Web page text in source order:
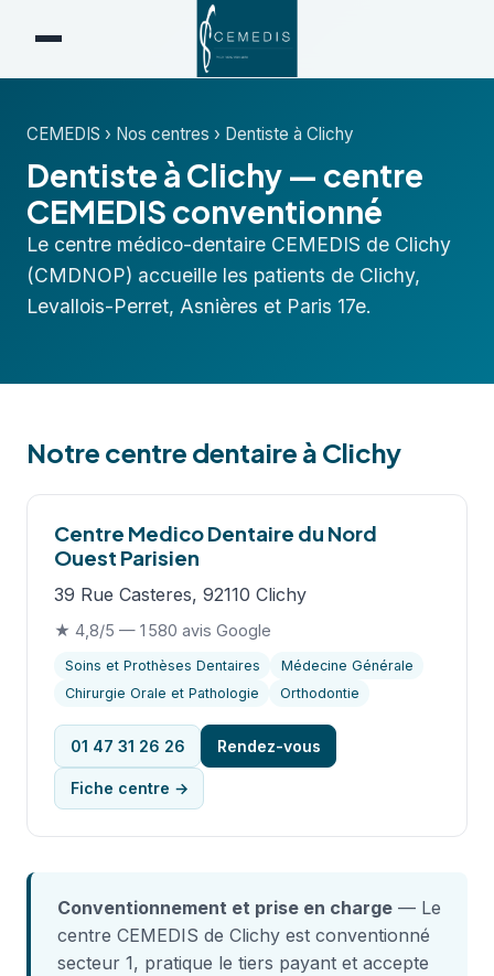
CEMEDIS › Nos centres › Dentiste à Clichy
Dentiste à Clichy — centre
CEMEDIS conventionné
Le centre médico-dentaire CEMEDIS de Clichy
(CMDNOP) accueille les patients de Clichy,
Levallois-Perret, Asnières et Paris 17e.
Notre centre dentaire à Clichy
Centre Medico Dentaire du Nord
Ouest Parisien
39 Rue Casteres, 92110 Clichy
★ 4,8/5 — 1 580 avis Google
Soins et Prothèses Dentaires
Médecine Générale
Chirurgie Orale et Pathologie
Orthodontie
01 47 31 26 26 Rendez-vous
Fiche centre →
Conventionnement et prise en charge — Le
centre CEMEDIS de Clichy est conventionné
secteur 1, pratique le tiers payant et accepte